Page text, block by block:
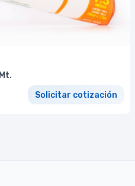
Solicitar cotización